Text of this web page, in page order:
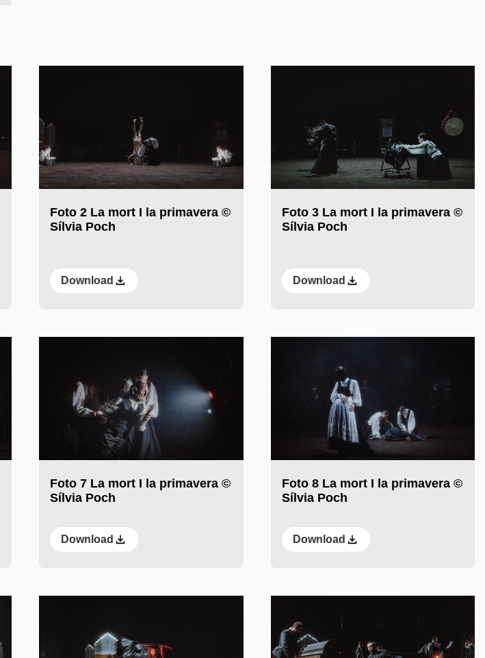
Foto 2 La mort I la primavera ©
Sílvia Poch
Download
Foto 3 La mort I la primavera ©
Sílvia Poch
Download
Foto 7 La mort I la primavera ©
Sílvia Poch
Download
Foto 8 La mort I la primavera ©
Sílvia Poch
Download